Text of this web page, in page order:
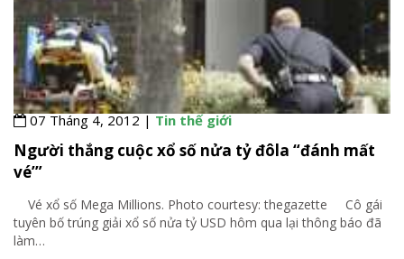
07 Tháng 4, 2012 |Tin thế giới
Người thắng cuộc xổ số nửa tỷ đôla “đánh mất
vé’”
Vé xổ số Mega Millions. Photo courtesy: thegazette Cô gái
tuyên bố trúng giải xổ số nửa tỷ USD hôm qua lại thông báo đã
làm…